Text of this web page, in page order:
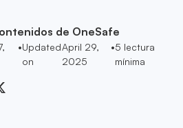
de OneSafe
•Updated
on
April 29,
2025
•5 lectura
mínima